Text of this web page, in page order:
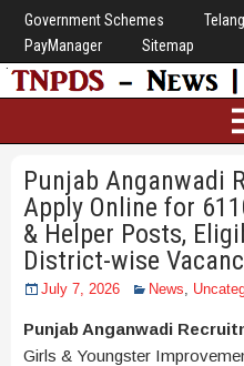
Government Schemes
PayManager
Sitemap
Punjab Anganwadi
Apply Online for
& Helper Posts,
District-wise
July 7, 2026 News
Punjab Anganwadi
Girls & Youngster